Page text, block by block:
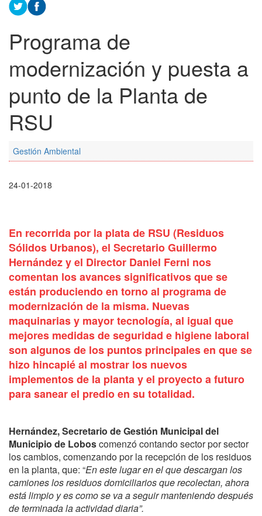
Programa de
modernización y puesta a
punto de la Planta de
RSU
Gestión Ambiental
24-01-2018
En recorrida por la plata de RSU (Residuos
Sólidos Urbanos), el Secretario Guillermo
Hernández y el Director Daniel Ferni nos
comentan los avances significativos que se
están produciendo en torno al programa de
modernización de la misma. Nuevas
maquinarias y mayor tecnología, al igual que
mejores medidas de seguridad e higiene laboral
son algunos de los puntos principales en que se
hizo hincapié al mostrar los nuevos
implementos de la planta y el proyecto a futuro
para sanear el predio en su totalidad.
Hernández, Secretario de Gestión Municipal del
Municipio de Loboscomenzó contando sector por sector
los cambios, comenzando por la recepción de los residuos
en la planta, que: “En este lugar en el que descargan los
camiones los residuos domiciliarios que recolectan, ahora
está limpio y es como se va a seguir manteniendo después
de terminada la actividad diaria”.